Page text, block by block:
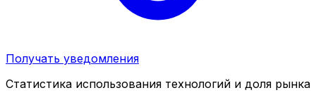
Получать уведомления
Статистика использования технологий и доля рынка